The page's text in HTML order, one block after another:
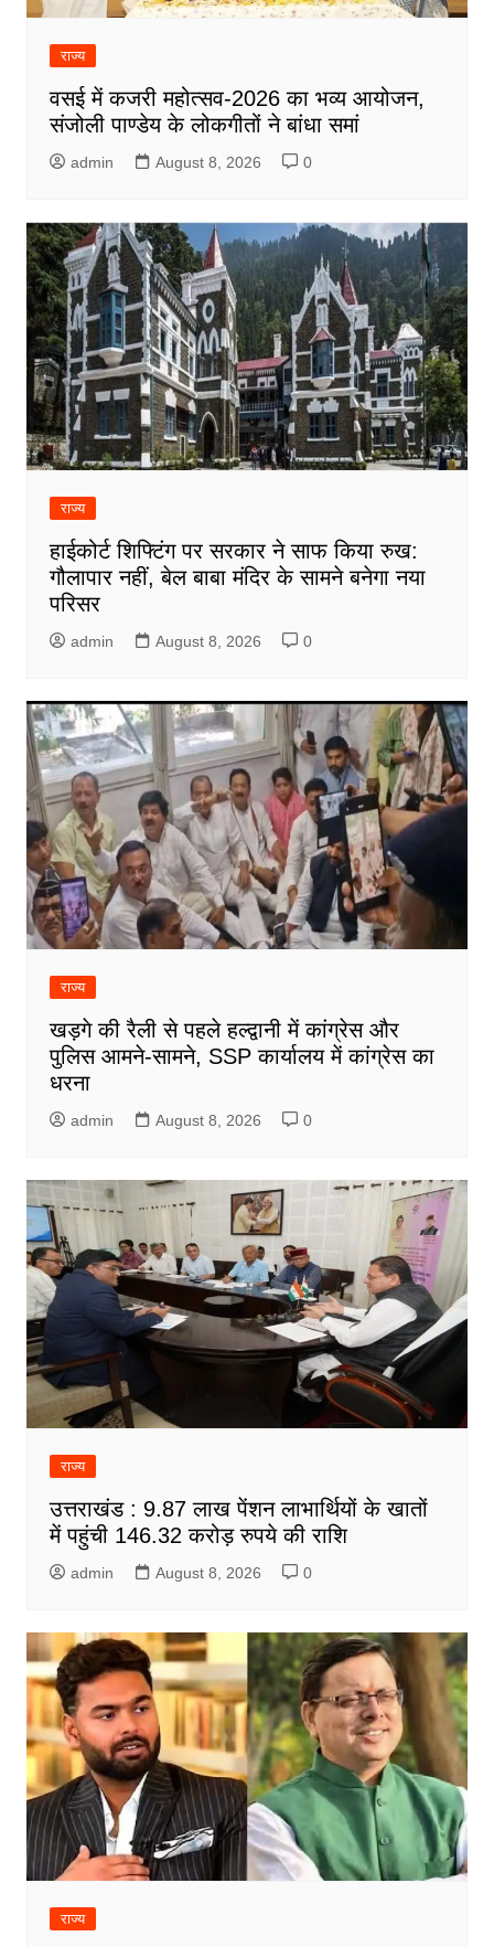
राज्य
वसई में कजरी महोत्सव-2026 का भव्य आयोजन,
संजोली पाण्डेय के लोकगीतों ने बांधा समां
admin August 8, 2026 0
राज्य
हाईकोर्ट शिफ्टिंग पर सरकार ने साफ किया रुख:
गौलापार नहीं, बेल बाबा मंदिर के सामने बनेगा नया
परिसर
admin August 8, 2026 0
राज्य
खड़गे की रैली से पहले हल्द्वानी में कांग्रेस और
पुलिस आमने-सामने, SSP कार्यालय में कांग्रेस का
धरना
admin August 8, 2026 0
राज्य
उत्तराखंड : 9.87 लाख पेंशन लाभार्थियों के खातों
में पहुंची 146.32 करोड़ रुपये की राशि
admin August 8, 2026 0
राज्य